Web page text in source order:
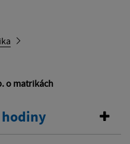
o matrikách